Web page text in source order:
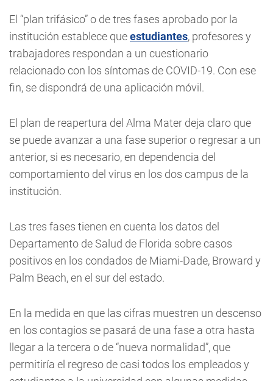
El “plan trifásico” o de tres fases aprobado por la
institución establece queestudiantes, profesores y
trabajadores respondan a un cuestionario
relacionado con los síntomas de COVID-19. Con ese
fin, se dispondrá de una aplicación móvil.
El plan de reapertura del Alma Mater deja claro que
se puede avanzar a una fase superior o regresar a un
anterior, si es necesario, en dependencia del
comportamiento del virus en los dos campus de la
institución.
Las tres fases tienen en cuenta los datos del
Departamento de Salud de Florida sobre casos
positivos en los condados de Miami-Dade, Broward y
Palm Beach, en el sur del estado.
En la medida en que las cifras muestren un descenso
en los contagios se pasará de una fase a otra hasta
llegar a la tercera o de “nueva normalidad”, que
permitiría el regreso de casi todos los empleados y